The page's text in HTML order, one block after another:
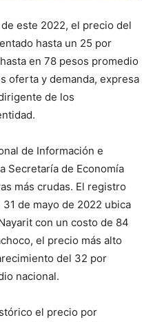
este 2022, el precio del
hasta un 25 por
en 78 pesos promedio
oferta y demanda, expresa
de los
de Información e
Secretaría de Economía
más crudas. El registro
de mayo de 2022 ubica
con un costo de 84
el precio más alto
del 32 por
nacional.
el precio por